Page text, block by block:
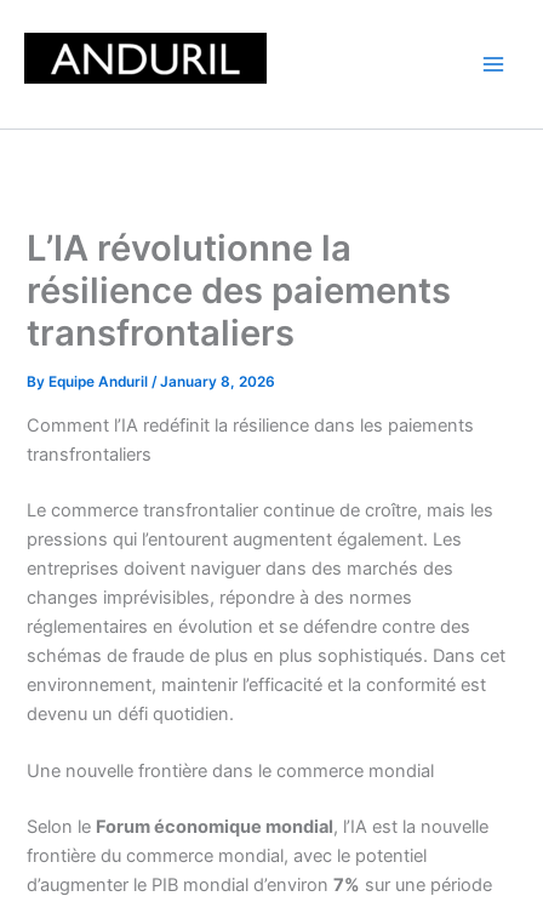
content
L’IA révolutionne la
résilience des paiements
transfrontaliers
By Equipe Anduril/January 8, 2026
Comment l’IA redéfinit la résilience dans les paiements
transfrontaliers
Le commerce transfrontalier continue de croître, mais les
pressions qui l’entourent augmentent également. Les
entreprises doivent naviguer dans des marchés des
changes imprévisibles, répondre à des normes
réglementaires en évolution et se défendre contre des
schémas de fraude de plus en plus sophistiqués. Dans cet
environnement, maintenir l’efficacité et la conformité est
devenu un défi quotidien.
Une nouvelle frontière dans le commerce mondial
Selon le Forum économique mondial, l’IA est la nouvelle
frontière du commerce mondial, avec le potentiel
d’augmenter le PIB mondial d’environ7% sur une période